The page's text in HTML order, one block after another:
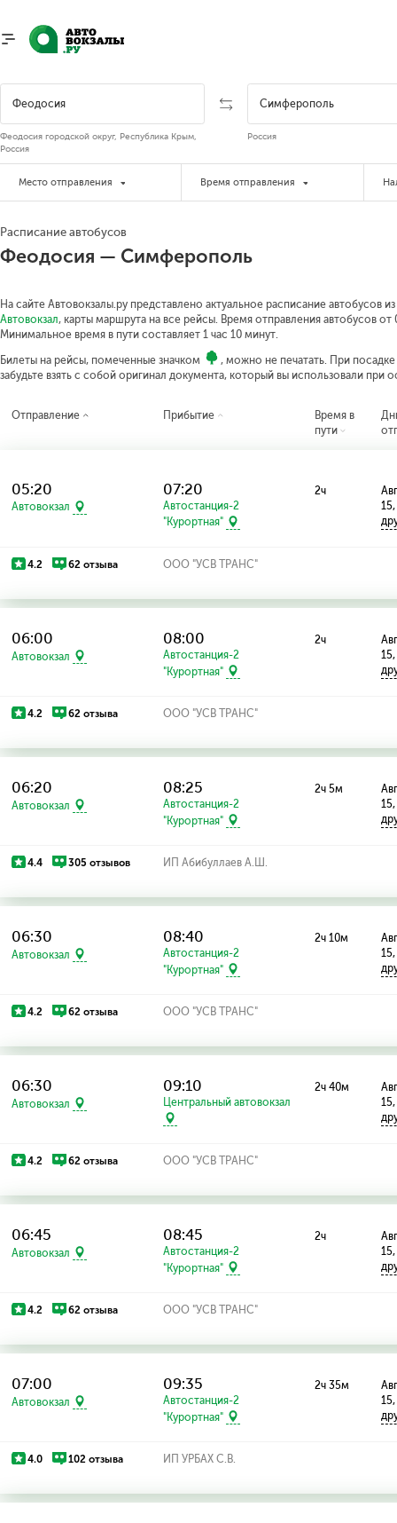
Феодосия городской округ, Республика Крым,
Россия
Россия
Место отправления Время отправления
Расписание автобусов
Феодосия — Симферополь
На сайте Автовокзалы.ру представлено актуальное расписание
Автовокзал, карты маршрута на все рейсы. Время отправления автобусов от
Минимальное время в пути составляет 1 час 10 минут.
Билеты на рейсы, помеченные значком
, можно не печатать. При
забудьте взять с собой оригинал документа, который вы использовали при
Отправление Прибытие
Время в
пути
05:20
Автовокзал
07:20
Автостанция-2
"Курортная"
2ч
4.2 62 отзыва ООО "УСВ ТРАНС"
06:00
Автовокзал
08:00
Автостанция-2
"Курортная"
2ч
4.2 62 отзыва ООО "УСВ ТРАНС"
06:20
Автовокзал
08:25
Автостанция-2
"Курортная"
2ч 5м
4.4 305 отзывов ИП Абибуллаев А.Ш.
06:30
Автовокзал
08:40
Автостанция-2
"Курортная"
2ч 10м
4.2 62 отзыва ООО "УСВ ТРАНС"
06:30
Автовокзал
09:10
Центральный автовокзал
2ч 40м
4.2 62 отзыва ООО "УСВ ТРАНС"
06:45
Автовокзал
08:45
Автостанция-2
"Курортная"
2ч
4.2 62 отзыва ООО "УСВ ТРАНС"
07:00
Автовокзал
09:35
Автостанция-2
"Курортная"
2ч 35м
4.0 102 отзыва ИП УРБАХ С.В.